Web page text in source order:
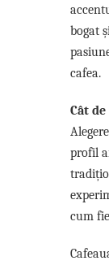
bogat
cafea.
Cât
profil
cum